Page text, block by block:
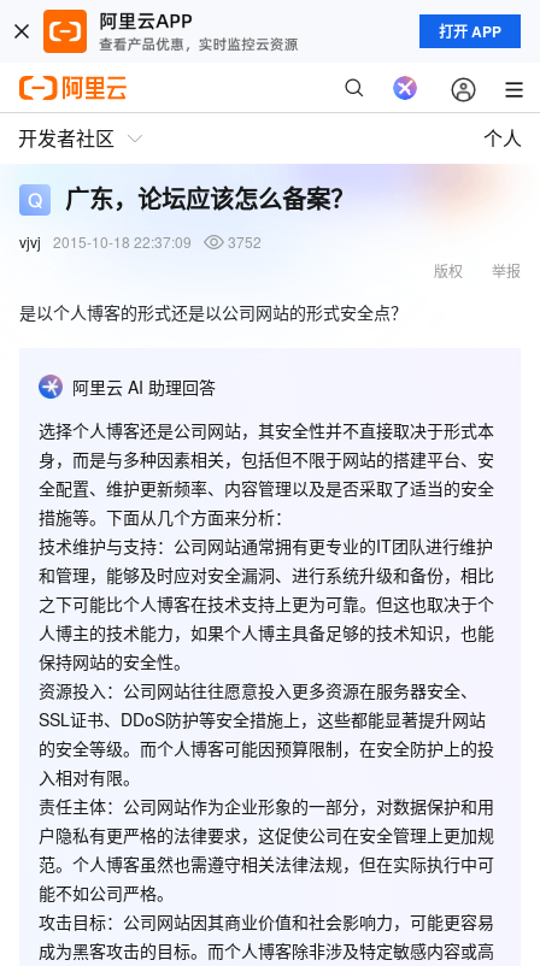
打开 APP
开发者社区 个人
广东，论坛应该怎么备案？
vjvj 2015-10-18 22:37:09
3752
举报
版权
是以个人博客的形式还是以公司网站的形式安全点？
阿里云 AI 助理回答
选择个人博客还是公司网站，其安全性并不直接取决于形式本
身，而是与多种因素相关，包括但不限于网站的搭建平台、安
全配置、维护更新频率、内容管理以及是否采取了适当的安全
措施等。下面从几个方面来分析：
技术维护与支持：公司网站通常拥有更专业的IT团队进行维护
和管理，能够及时应对安全漏洞、进行系统升级和备份，相比
之下可能比个人博客在技术支持上更为可靠。但这也取决于个
人博主的技术能力，如果个人博主具备足够的技术知识，也能
保持网站的安全性。
资源投入：公司网站往往愿意投入更多资源在服务器安全、
SSL证书、DDoS防护等安全措施上，这些都能显著提升网站
的安全等级。而个人博客可能因预算限制，在安全防护上的投
入相对有限。
责任主体：公司网站作为企业形象的一部分，对数据保护和用
户隐私有更严格的法律要求，这促使公司在安全管理上更加规
范。个人博客虽然也需遵守相关法律法规，但在实际执行中可
能不如公司严格。
攻击目标：公司网站因其商业价值和社会影响力，可能更容易
成为黑客攻击的目标。而个人博客除非涉及特定敏感内容或高